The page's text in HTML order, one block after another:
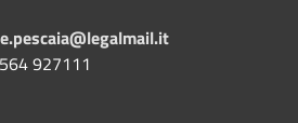
927111